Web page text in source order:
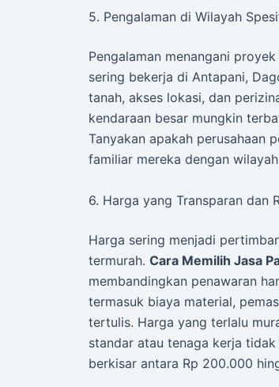
5. Pengalaman di Wilayah
Pengalaman menangani
sering bekerja di Antapani,
tanah, akses lokasi, dan
kendaraan besar mungkin
Tanyakan apakah perusahaan
familiar mereka dengan
6. Harga yang Transparan dan
Harga sering menjadi
termurah. Cara Memilih Jasa
membandingkan penawaran
termasuk biaya material,
tertulis. Harga yang terlalu
standar atau tenaga kerja
berkisar antara Rp 200.000